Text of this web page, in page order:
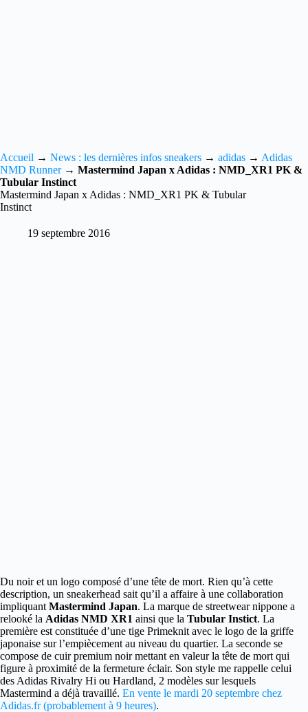
Accueil → News : les dernières infos sneakers → adidas → Adidas
NMD Runner→ Mastermind Japan x Adidas : NMD_XR1 PK &
Tubular Instinct
Mastermind Japan x Adidas : NMD_XR1 PK & Tubular
Instinct
19 septembre 2016
Du noir et un logo composé d’une tête de mort. Rien qu’à cette
description, un sneakerhead sait qu’il a affaire à une collaboration
impliquant Mastermind Japan. La marque de streetwear nippone a
relooké la Adidas NMD XR1 ainsi que la Tubular Instict. La
première est constituée d’une tige Primeknit avec le logo de la griffe
japonaise sur l’empiècement au niveau du quartier. La seconde se
compose de cuir premium noir mettant en valeur la tête de mort qui
figure à proximité de la fermeture éclair. Son style me rappelle celui
des Adidas Rivalry Hi ou Hardland, 2 modèles sur lesquels
Mastermind a déjà travaillé. En vente le mardi 20 septembre chez
Adidas.fr (probablement à 9 heures).